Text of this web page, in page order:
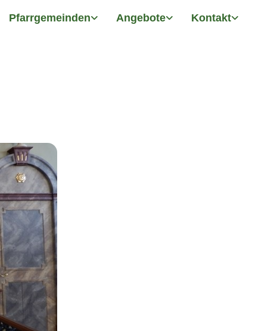
Pfarrgemeinden Angebote Kontakt